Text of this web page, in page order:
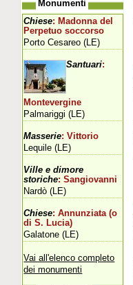
Monumenti
Chiese: Madonna del
Perpetuo soccorso
Porto Cesareo (LE)
Santuari:
Montevergine
Palmariggi (LE)
Masserie: Vittorio
Lequile (LE)
Ville e dimore
storiche: Sangiovanni
Nardò (LE)
Chiese: Annunziata (o
di S. Lucia)
Galatone (LE)
Vai all'elenco completo
dei monumenti